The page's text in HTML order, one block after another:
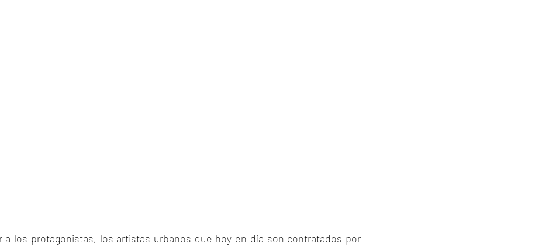
a los protagonistas, los artistas urbanos que hoy en día son contratados por